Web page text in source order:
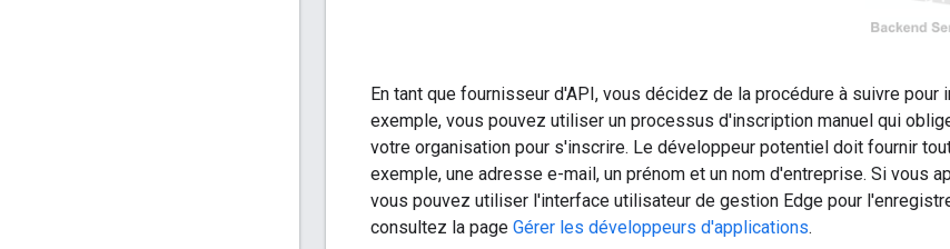
En tant que fournisseur d'API, vous décidez de la procédure à suivre
exemple, vous pouvez utiliser un processus d'inscription manuel qui
votre organisation pour s'inscrire. Le développeur potentiel doit fournir
exemple, une adresse e-mail, un prénom et un nom d'entreprise. Si vous
vous pouvez utiliser l'interface utilisateur de gestion Edge pour
consultez la page Gérer les développeurs d'applications.